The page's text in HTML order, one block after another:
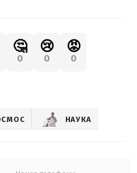
🤔
0
😢
0
😡
0
НАУКА